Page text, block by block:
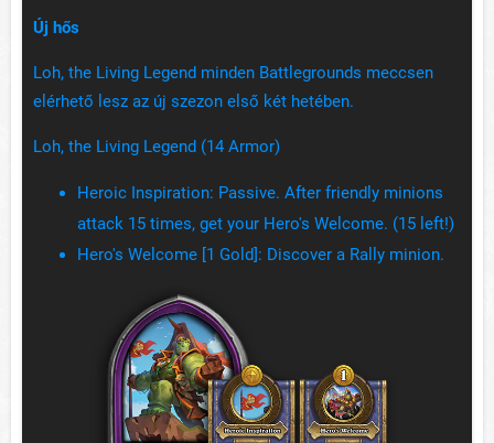
Új hős
Loh, the Living Legend minden Battlegrounds meccsen
elérhető lesz az új szezon első két hetében.
Loh, the Living Legend (14 Armor)
Heroic Inspiration: Passive. After friendly minions
attack 15 times, get your Hero's Welcome. (15 left!)
Hero's Welcome [1 Gold]: Discover a Rally minion.